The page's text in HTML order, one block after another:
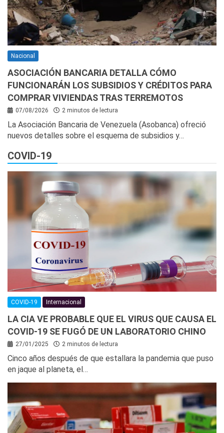
Nacional
ASOCIACIÓN BANCARIA DETALLA CÓMO
FUNCIONARÁN LOS SUBSIDIOS Y CRÉDITOS PARA
COMPRAR VIVIENDAS TRAS TERREMOTOS
07/08/2026 2 minutos de lectura
La Asociación Bancaria de Venezuela (Asobanca) ofreció
nuevos detalles sobre el esquema de subsidios y…
COVID-19
COVID-19 Internacional
LA CIA VE PROBABLE QUE EL VIRUS QUE CAUSA EL
COVID-19 SE FUGÓ DE UN LABORATORIO CHINO
27/01/2025 2 minutos de lectura
Cinco años después de que estallara la pandemia que puso
en jaque al planeta, el…